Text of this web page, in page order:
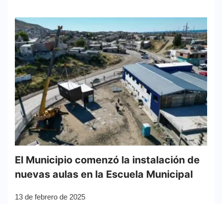
El Municipio comenzó la instalación de
nuevas aulas en la Escuela Municipal
13 de febrero de 2025